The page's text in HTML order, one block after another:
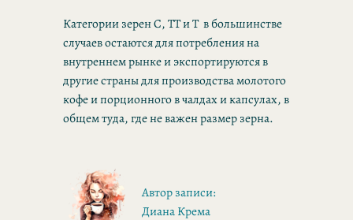
Категории зерен C, TT и T в большинстве
случаев остаются для потребления на
внутреннем рынке и экспортируются в
другие страны для производства молотого
кофе и порционного в чалдах и капсулах, в
общем туда, где не важен размер зерна.
Автор записи:
Диана Крема